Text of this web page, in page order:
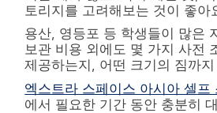
토리지를 고려해보는 것이 좋아
용산, 영등포 등 학생들이 많은
보관 비용 외에도 몇 가지 사전
제공하는지, 어떤 크기의 짐까
엑스트라 스페이스 아시아 셀프
에서 필요한 기간 동안 충분히